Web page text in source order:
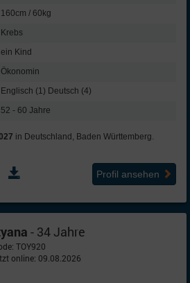
160cm / 60kg
Krebs
ein Kind
Ökonomin
Englisch (1) Deutsch (4)
52 - 60 Jahre
in Deutschland, Baden Württemberg.
Profil ansehen
- 34 Jahre
TOY920
online: 09.08.2026